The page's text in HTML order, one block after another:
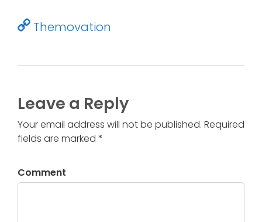
Themovation
Leave a Reply
Your email address will not be published. Required
fields are marked *
Comment